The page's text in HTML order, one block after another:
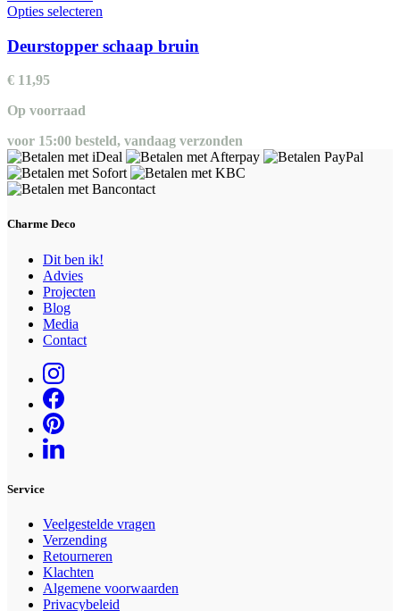
Opties selecteren
heeft
meerdere
gekozen
worden
op
de
Deurstopper schaap bruin
€ 11,95
Op voorraad
voor 15:00 besteld, vandaag verzonden
Charme Deco
Dit ben ik!
Advies
Projecten
Blog
Media
Contact
Service
Veelgestelde vragen
Verzending
Retourneren
Klachten
Algemene voorwaarden
Privacybeleid